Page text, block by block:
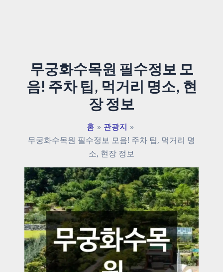
무궁화수목원 필수정보 모
음! 주차 팁, 먹거리 명소, 현
장 정보
홈
관광지
무궁화수목원 필수정보 모음! 주차 팁, 먹거리 명
소, 현장 정보